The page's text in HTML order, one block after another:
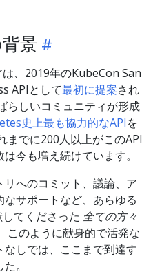
景
、2019年のKubeCon San
APIとして最初に提案され
らしいコミュニティが形成
史上最も協力的なAPIを
までに200人以上がこのAPI
今も増え続けています。
へのコミット、議論、ア
サポートなど、あらゆる
てくださった 全ての方々
このように献身的で活発な
しでは、ここまで到達す
。